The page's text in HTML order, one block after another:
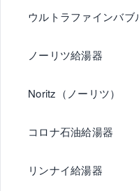
ウルトラファインバブ
ノーリツ給湯器
Noritz（ノーリツ）
コロナ石油給湯器
リンナイ給湯器